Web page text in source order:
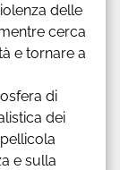
delle
cerca
e tornare a
di
dei
e sulla